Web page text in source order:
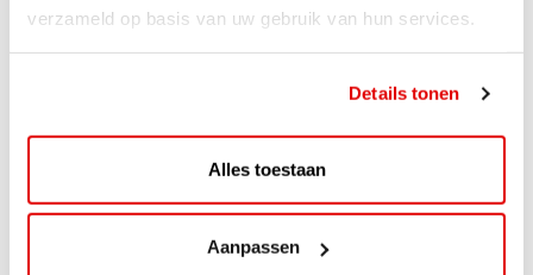
verzameld op basis van uw gebruik van hun services.
Details tonen
Alles toestaan
Aanpassen